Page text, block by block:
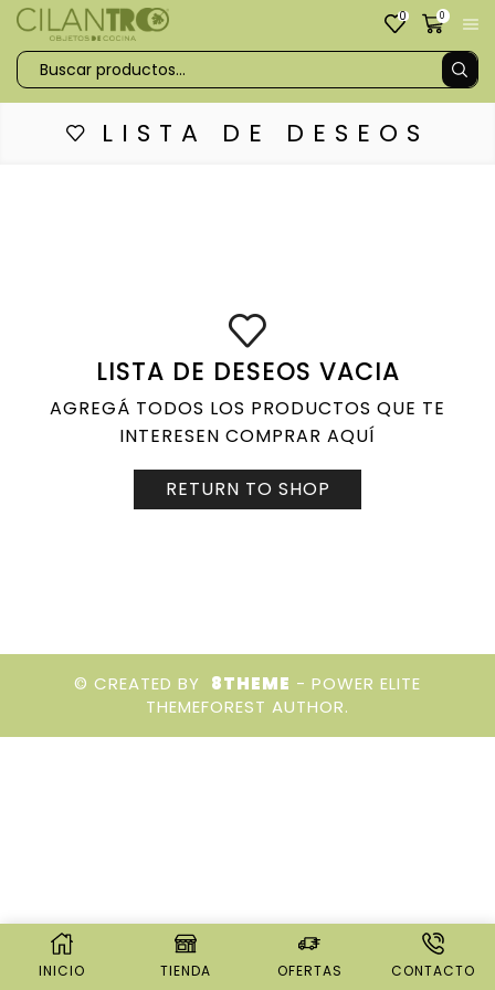
0 0
LISTA DE DESEOS
LISTA DE DESEOS VACIA
AGREGÁ TODOS LOS PRODUCTOS QUE TE
INTERESEN COMPRAR AQUÍ
RETURN TO SHOP
© CREATED BY 8THEME - POWER ELITE
THEMEFOREST AUTHOR.
INICIO TIENDA OFERTAS CONTACTO